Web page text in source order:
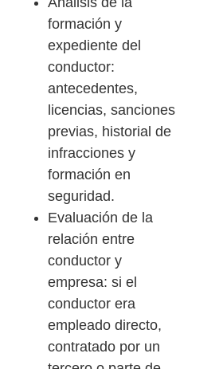
formación y
expediente del
conductor:
antecedentes,
licencias, sanciones
previas, historial de
infracciones y
formación en
seguridad.
Evaluación de la
relación entre
conductor y
empresa: si el
conductor era
empleado directo,
contratado por un